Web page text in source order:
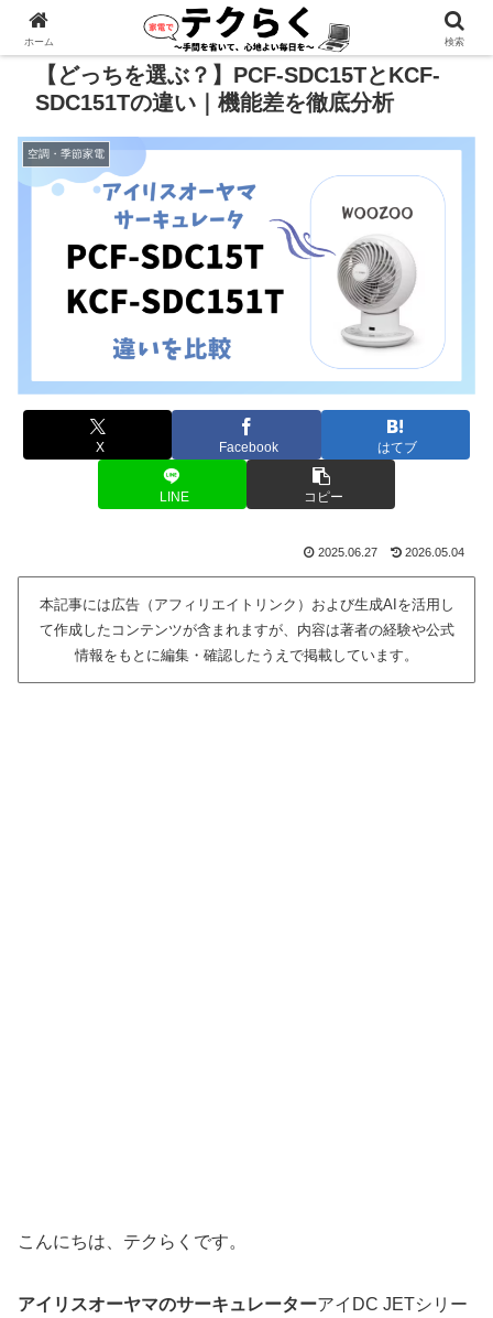
広告あり
【どっちを選ぶ？】PCF-SDC15TとKCF-
SDC151Tの違い｜機能差を徹底分析
空調・季節家電
X Facebook はてブ
LINE コピー
2025.06.27 2026.05.04
本記事には広告（アフィリエイトリンク）および生成AIを活用し
て作成したコンテンツが含まれますが、内容は著者の経験や公式
情報をもとに編集・確認したうえで掲載しています。
こんにちは、テクらくです。
アイリスオーヤマのサーキュレーターアイDC JETシリー
ホーム 検索